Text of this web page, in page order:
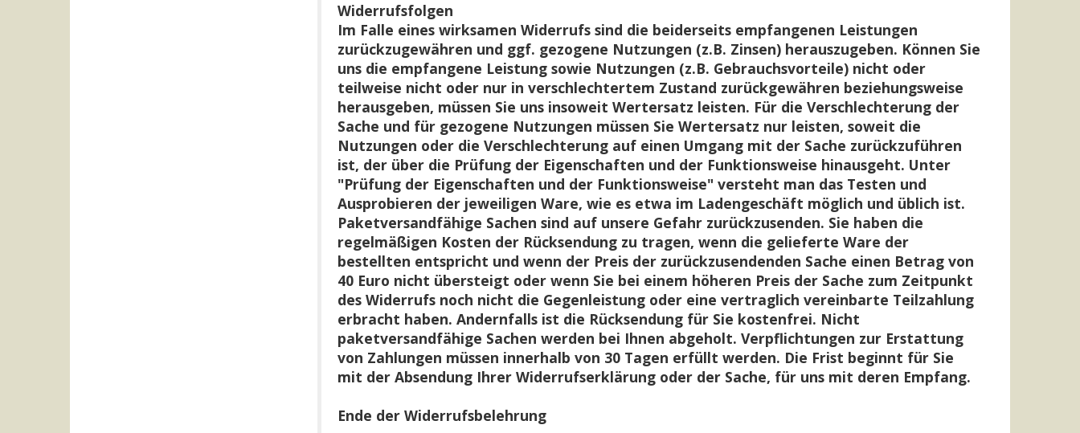
Widerrufsfolgen
Im Falle eines wirksamen Widerrufs sind die beiderseits empfangenen Leistungen
zurückzugewähren und ggf. gezogene Nutzungen (z.B. Zinsen) herauszugeben. Können Sie
uns die empfangene Leistung sowie Nutzungen (z.B. Gebrauchsvorteile) nicht oder
teilweise nicht oder nur in verschlechtertem Zustand zurückgewähren beziehungsweise
herausgeben, müssen Sie uns insoweit Wertersatz leisten. Für die Verschlechterung der
Sache und für gezogene Nutzungen müssen Sie Wertersatz nur leisten, soweit die
Nutzungen oder die Verschlechterung auf einen Umgang mit der Sache zurückzuführen
ist, der über die Prüfung der Eigenschaften und der Funktionsweise hinausgeht. Unter
"Prüfung der Eigenschaften und der Funktionsweise" versteht man das Testen und
Ausprobieren der jeweiligen Ware, wie es etwa im Ladengeschäft möglich und üblich ist.
Paketversandfähige Sachen sind auf unsere Gefahr zurückzusenden. Sie haben die
regelmäßigen Kosten der Rücksendung zu tragen, wenn die gelieferte Ware der
bestellten entspricht und wenn der Preis der zurückzusendenden Sache einen Betrag von
40 Euro nicht übersteigt oder wenn Sie bei einem höheren Preis der Sache zum Zeitpunkt
des Widerrufs noch nicht die Gegenleistung oder eine vertraglich vereinbarte Teilzahlung
erbracht haben. Andernfalls ist die Rücksendung für Sie kostenfrei. Nicht
paketversandfähige Sachen werden bei Ihnen abgeholt. Verpflichtungen zur Erstattung
von Zahlungen müssen innerhalb von 30 Tagen erfüllt werden. Die Frist beginnt für Sie
mit der Absendung Ihrer Widerrufserklärung oder der Sache, für uns mit deren Empfang.
Ende der Widerrufsbelehrung